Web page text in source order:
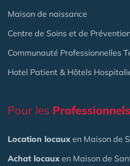
Maison de naissance
Centre de Soins et de
Communauté Professionnelles
Hotel Patient & Hôtels
Pour les Professionnels
Location locaux en Maison de
Achat locaux en Maison de